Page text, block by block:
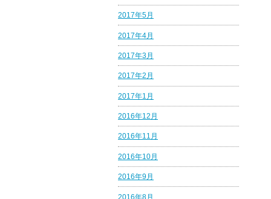
2017年5月
2017年4月
2017年3月
2017年2月
2017年1月
2016年12月
2016年11月
2016年10月
2016年9月
2016年8月